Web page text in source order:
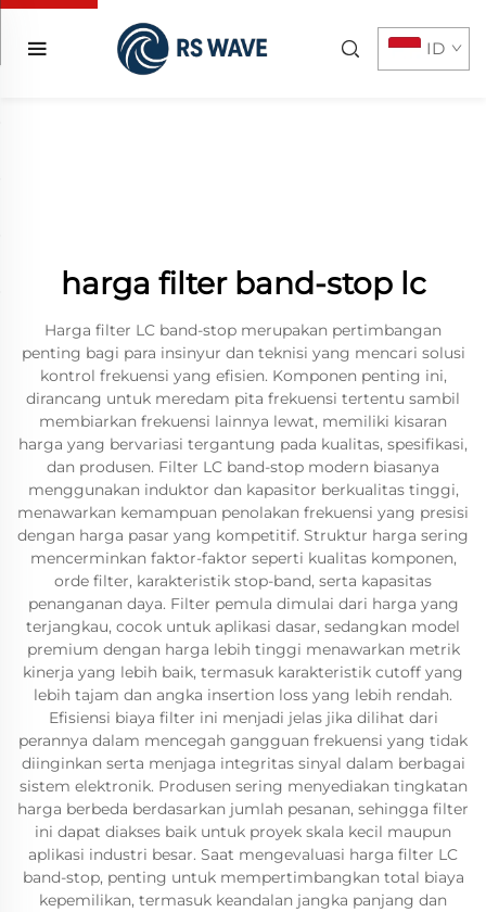
ID
harga filter band-stop lc
Harga filter LC band-stop merupakan pertimbangan
penting bagi para insinyur dan teknisi yang mencari solusi
kontrol frekuensi yang efisien. Komponen penting ini,
dirancang untuk meredam pita frekuensi tertentu sambil
membiarkan frekuensi lainnya lewat, memiliki kisaran
harga yang bervariasi tergantung pada kualitas, spesifikasi,
dan produsen. Filter LC band-stop modern biasanya
menggunakan induktor dan kapasitor berkualitas tinggi,
menawarkan kemampuan penolakan frekuensi yang presisi
dengan harga pasar yang kompetitif. Struktur harga sering
mencerminkan faktor-faktor seperti kualitas komponen,
orde filter, karakteristik stop-band, serta kapasitas
penanganan daya. Filter pemula dimulai dari harga yang
terjangkau, cocok untuk aplikasi dasar, sedangkan model
premium dengan harga lebih tinggi menawarkan metrik
kinerja yang lebih baik, termasuk karakteristik cutoff yang
lebih tajam dan angka insertion loss yang lebih rendah.
Efisiensi biaya filter ini menjadi jelas jika dilihat dari
perannya dalam mencegah gangguan frekuensi yang tidak
diinginkan serta menjaga integritas sinyal dalam berbagai
sistem elektronik. Produsen sering menyediakan tingkatan
harga berbeda berdasarkan jumlah pesanan, sehingga filter
ini dapat diakses baik untuk proyek skala kecil maupun
aplikasi industri besar. Saat mengevaluasi harga filter LC
band-stop, penting untuk mempertimbangkan total biaya
kepemilikan, termasuk keandalan jangka panjang dan